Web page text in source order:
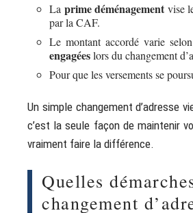
La prime déménagement vise
par la CAF.
Le montant accordé varie
engagéeslors du changement
Pour que les versements se
Un simple changement d’adresse
c’est la seule façon de maintenir
vraiment faire la différence.
Quelles
changement